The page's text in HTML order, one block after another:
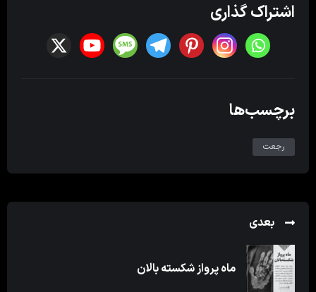
اشتراک گذاری
برچسب‌ها
رجعت
بعدی
ماه پرواز شکسته بالان